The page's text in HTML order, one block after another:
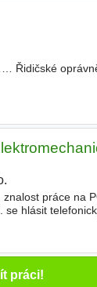
Řidičské
práce na
se hlásit
práci!